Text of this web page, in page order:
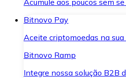
Acumule aos poucos sem
Bitnovo Pay
Aceite criptomoedas na sua
Bitnovo Ramp
Integre nossa solução B2B